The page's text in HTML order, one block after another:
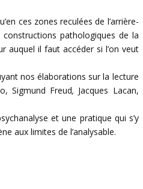
ces zones reculées de l’arrière-
pathologiques de la
auquel il faut accéder si l’on veut
nos élaborations sur la lecture
Sigmund Freud, Jacques Lacan,
et une pratique qui s’y
aux limites de l’analysable.